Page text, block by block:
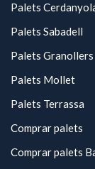
Palets
Palets Sabadell
Palets Granollers
Palets Mollet
Palets Terrassa
Comprar palets
Comprar palets